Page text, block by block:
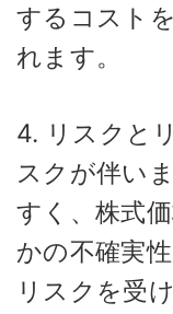
するコスト
れます。
4. リスクと
スクが伴い
すく、株式
かの不確実
リスクを受